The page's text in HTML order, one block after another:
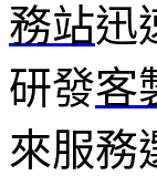
務站迅
研發客
來服務